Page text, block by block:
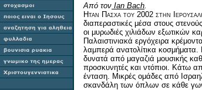
Από τον Ian Bach.
Ηταν Πασχα του 2002 στην
διαπεραστικές μέσα στους
οι μυρωδιές χιλιάδων εξωτικών
Παλαιστινιακά εργόχειρα
λαμπερά ανατολίτικα
δυνατά από μαγαζιά μουσικής
προσκυνητές και ντόπιοι. Κάτω
ένταση. Μικρές ομάδες από
σκανδάλη των όπλων σε κάθε